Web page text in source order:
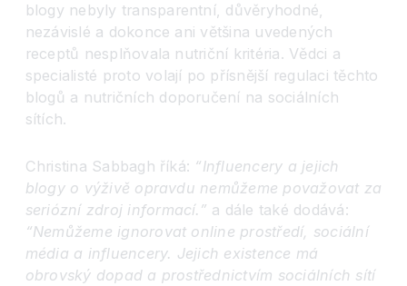
blogy nebyly transparentní, důvěryhodné,
nezávislé a dokonce ani většina uvedených
receptů nesplňovala nutriční kritéria. Vědci a
specialisté proto volají po přísnější regulaci těchto
blogů a nutričních doporučení na sociálních
sítích.
Christina Sabbagh říká: “Influencery a jejich
blogy o výživě opravdu nemůžeme považovat za
seriózní zdroj informací.” a dále také dodává:
“Nemůžeme ignorovat online prostředí, sociální
média a influencery. Jejich existence má
obrovský dopad a prostřednictvím sociálních sítí